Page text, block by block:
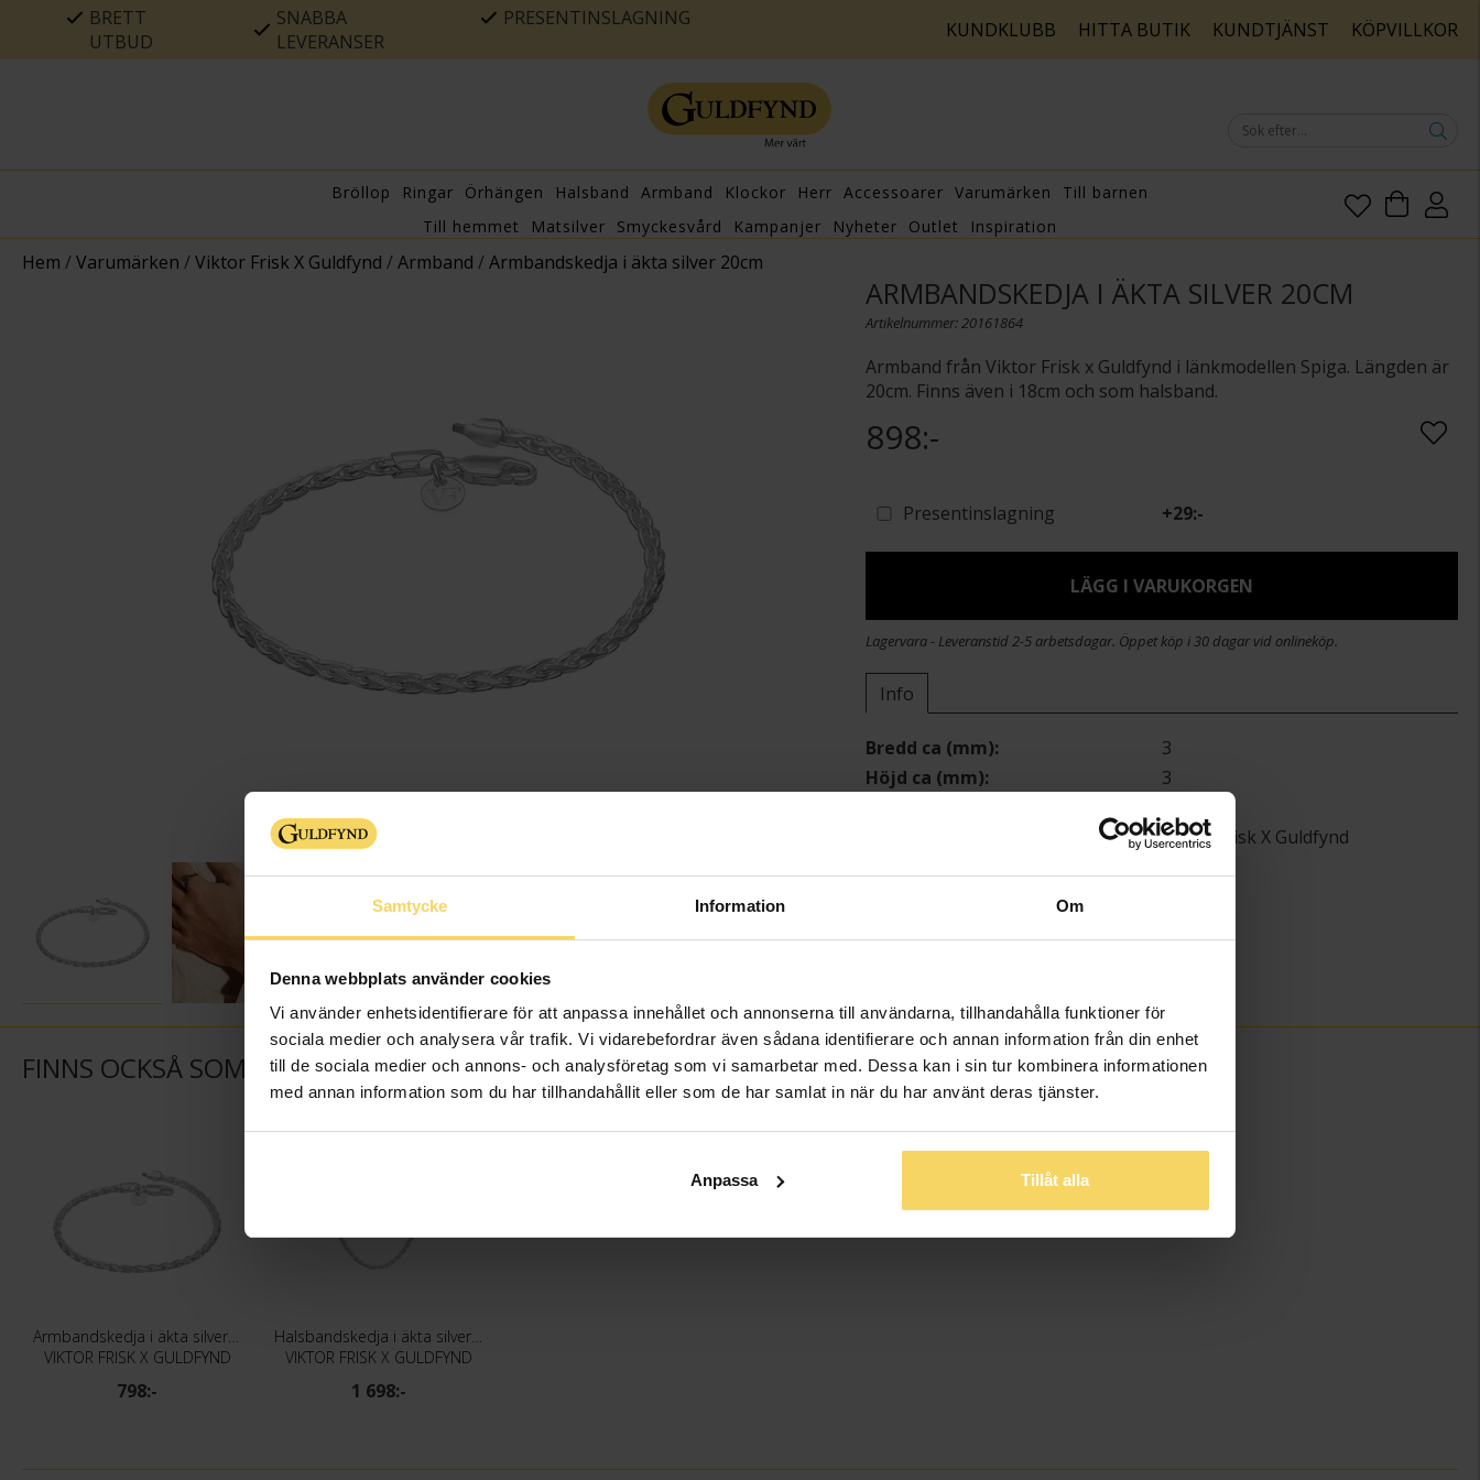
Samtycke Information Om
Denna webbplats använder cookies
Vi använder enhetsidentifierare för att anpassa innehållet och annonserna till användarna, tillhandahålla funktioner för
sociala medier och analysera vår trafik. Vi vidarebefordrar även sådana identifierare och annan information från din enhet
till de sociala medier och annons- och analysföretag som vi samarbetar med. Dessa kan i sin tur kombinera informationen
med annan information som du har tillhandahållit eller som de har samlat in när du har använt deras tjänster.
Anpassa Tillåt alla
BRETT
UTBUD
SNABBA
LEVERANSER
PRESENTINSLAGNING KUNDKLUBB HITTA BUTIK KUNDTJÄNST KÖPVILLKOR
Bröllop Ringar Örhängen Halsband Armband Klockor Herr Accessoarer Varumärken
Till barnen
Till hemmet
Matsilver Smyckesvård Kampanjer Nyheter Outlet Inspiration
Hem /Varumärken /Viktor Frisk X Guldfynd /Armband /Armbandskedja i äkta silver 20cm
ARMBANDSKEDJA I ÄKTA SILVER 20CM
Artikelnummer: 20161864
Armband från Viktor Frisk x Guldfynd i länkmodellen Spiga. Längden är
20cm. Finns även i 18cm och som halsband.
898:-
Presentinslagning +29:-
LÄGG I VARUKORGEN
Lagervara - Leveranstid 2-5 arbetsdagar. Öppet köp i 30 dagar vid onlineköp.
Info
Bredd ca (mm)
3
Höjd ca (mm)
3
Viktor Frisk X Guldfynd
FINNS OCKSÅ SOM
Armbandskedja i äkta silver 18cm
VIKTOR FRISK X GULDFYND
798:-
Halsbandskedja i äkta silver 55cm
VIKTOR FRISK X GULDFYND
1 698:-